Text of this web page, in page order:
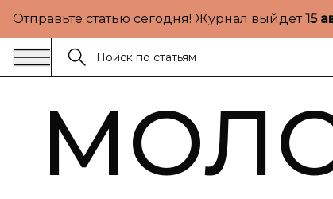
Отправьте статью сегодня! Журнал выйдет15